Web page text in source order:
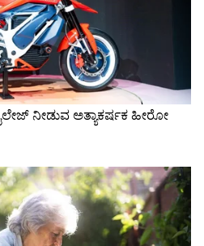
News
ಇಳಿಕೆ: ಮೋದಿ-
| India US